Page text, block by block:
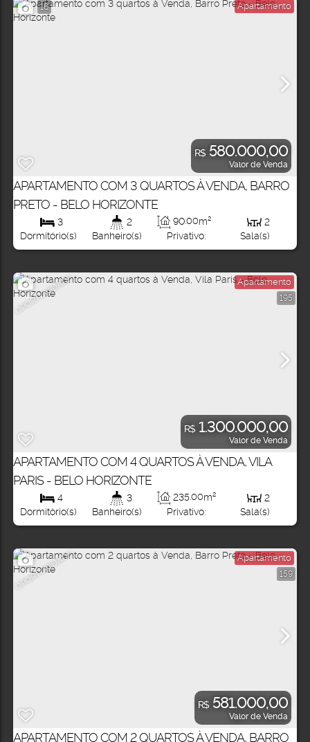
16 Apartamento
R$ 580.000,00
Valor de Venda
APARTAMENTO COM 3 QUARTOS À VENDA, BARRO
PRETO - BELO HORIZONTE
3
Dormitório(s)
2
Banheiro(s)
Privativo:
90.00m²
2
Sala(s)
OPORTUNIDADE 195
Apartamento
R$ 1.300.000,00
Valor de Venda
APARTAMENTO COM 4 QUARTOS À VENDA, VILA
PARIS - BELO HORIZONTE
4
Dormitório(s)
3
Banheiro(s)
Privativo:
235.00m²
2
Sala(s)
OPORTUNIDADE 159
Apartamento
R$ 581.000,00
Valor de Venda
APARTAMENTO COM 2 QUARTOS À VENDA, BARRO